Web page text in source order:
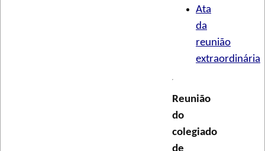
Ata
da
reunião
extraordinária
Reunião
do
colegiado